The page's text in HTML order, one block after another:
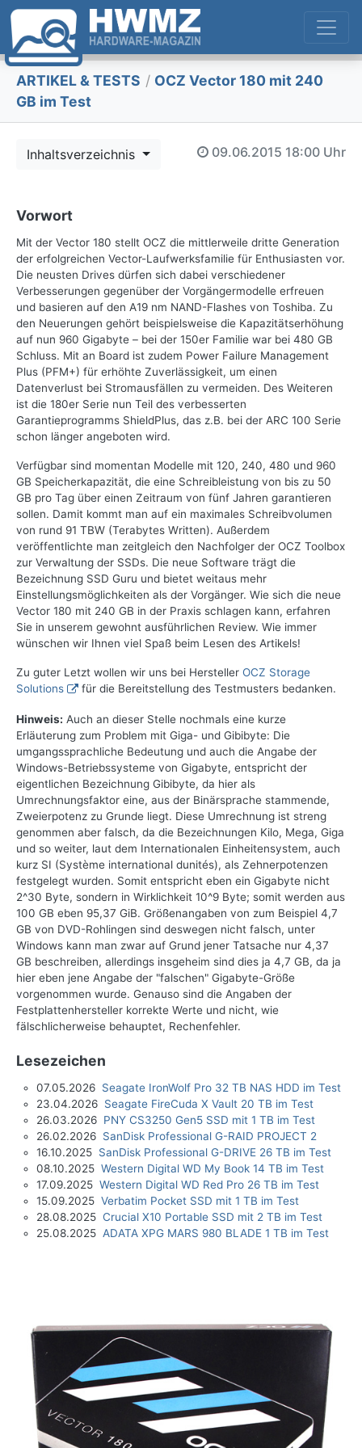
ARTIKEL & TESTS / OCZ Vector 180 mit 240
GB im Test
Inhaltsverzeichnis 09.06.2015 18:00 Uhr
Vorwort
Mit der Vector 180 stellt OCZ die mittlerweile dritte Generation
der erfolgreichen Vector-Laufwerksfamilie für Enthusiasten vor.
Die neusten Drives dürfen sich dabei verschiedener
Verbesserungen gegenüber der Vorgängermodelle erfreuen
und basieren auf den A19 nm NAND-Flashes von Toshiba. Zu
den Neuerungen gehört beispielsweise die Kapazitätserhöhung
auf nun 960 Gigabyte – bei der 150er Familie war bei 480 GB
Schluss. Mit an Board ist zudem Power Failure Management
Plus (PFM+) für erhöhte Zuverlässigkeit, um einen
Datenverlust bei Stromausfällen zu vermeiden. Des Weiteren
ist die 180er Serie nun Teil des verbesserten
Garantieprogramms ShieldPlus, das z.B. bei der ARC 100 Serie
schon länger angeboten wird.
Verfügbar sind momentan Modelle mit 120, 240, 480 und 960
GB Speicherkapazität, die eine Schreibleistung von bis zu 50
GB pro Tag über einen Zeitraum von fünf Jahren garantieren
sollen. Damit kommt man auf ein maximales Schreibvolumen
von rund 91 TBW (Terabytes Written). Außerdem
veröffentlichte man zeitgleich den Nachfolger der OCZ Toolbox
zur Verwaltung der SSDs. Die neue Software trägt die
Bezeichnung SSD Guru und bietet weitaus mehr
Einstellungsmöglichkeiten als der Vorgänger. Wie sich die neue
Vector 180 mit 240 GB in der Praxis schlagen kann, erfahren
Sie in unserem gewohnt ausführlichen Review. Wie immer
wünschen wir Ihnen viel Spaß beim Lesen des Artikels!
Zu guter Letzt wollen wir uns bei Hersteller OCZ Storage
Solutions
für die Bereitstellung des Testmusters bedanken.
Hinweis: Auch an dieser Stelle nochmals eine kurze
Erläuterung zum Problem mit Giga- und Gibibyte: Die
umgangssprachliche Bedeutung und auch die Angabe der
Windows-Betriebssysteme von Gigabyte, entspricht der
eigentlichen Bezeichnung Gibibyte, da hier als
Umrechnungsfaktor eine, aus der Binärsprache stammende,
Zweierpotenz zu Grunde liegt. Diese Umrechnung ist streng
genommen aber falsch, da die Bezeichnungen Kilo, Mega, Giga
und so weiter, laut dem Internationalen Einheitensystem, auch
kurz SI (Système international dunités), als Zehnerpotenzen
festgelegt wurden. Somit entspricht eben ein Gigabyte nicht
2^30 Byte, sondern in Wirklichkeit 10^9 Byte; somit werden aus
100 GB eben 95,37 GiB. Größenangaben von zum Beispiel 4,7
GB von DVD-Rohlingen sind deswegen nicht falsch, unter
Windows kann man zwar auf Grund jener Tatsache nur 4,37
GB beschreiben, allerdings insgeheim sind dies ja 4,7 GB, da ja
hier eben jene Angabe der "falschen" Gigabyte-Größe
vorgenommen wurde. Genauso sind die Angaben der
Festplattenhersteller korrekte Werte und nicht, wie
fälschlicherweise behauptet, Rechenfehler.
Lesezeichen
07.05.2026 Seagate IronWolf Pro 32 TB NAS HDD im Test
23.04.2026 Seagate FireCuda X Vault 20 TB im Test
26.03.2026 PNY CS3250 Gen5 SSD mit 1 TB im Test
26.02.2026 SanDisk Professional G-RAID PROJECT 2
16.10.2025 SanDisk Professional G-DRIVE 26 TB im Test
08.10.2025 Western Digital WD My Book 14 TB im Test
17.09.2025 Western Digital WD Red Pro 26 TB im Test
15.09.2025 Verbatim Pocket SSD mit 1 TB im Test
28.08.2025 Crucial X10 Portable SSD mit 2 TB im Test
25.08.2025 ADATA XPG MARS 980 BLADE 1 TB im Test